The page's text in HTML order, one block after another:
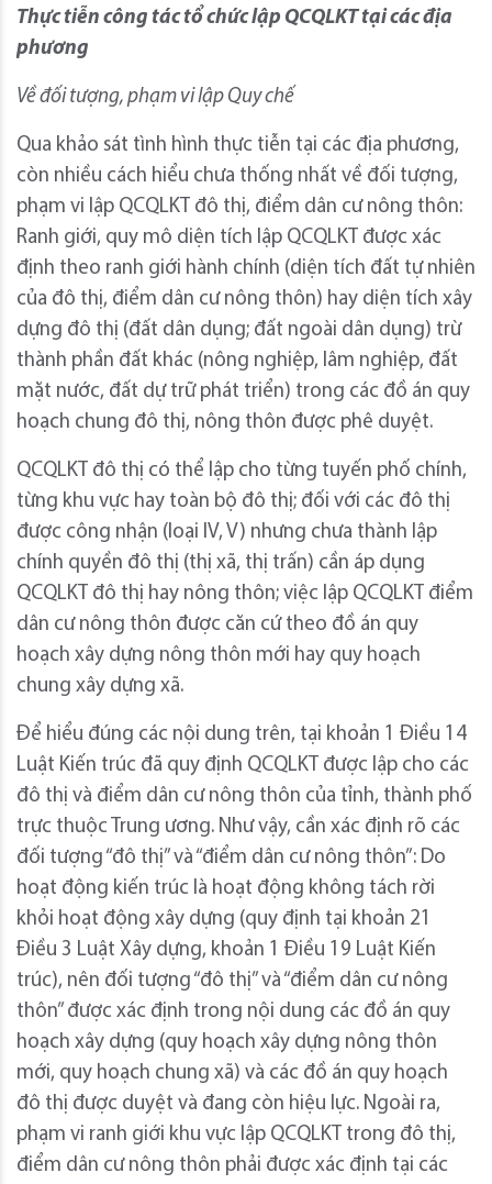
Thực tiễn công tác tổ chức lập QCQLKT tại các địa
phương
Về đối tượng, phạm vi lập Quy chế
Qua khảo sát tình hình thực tiễn tại các địa phương,
còn nhiều cách hiểu chưa thống nhất về đối tượng,
phạm vi lập QCQLKT đô thị, điểm dân cư nông thôn:
Ranh giới, quy mô diện tích lập QCQLKT được xác
định theo ranh giới hành chính (diện tích đất tự nhiên
của đô thị, điểm dân cư nông thôn) hay diện tích xây
dựng đô thị (đất dân dụng; đất ngoài dân dụng) trừ
thành phần đất khác (nông nghiệp, lâm nghiệp, đất
mặt nước, đất dự trữ phát triển) trong các đồ án quy
hoạch chung đô thị, nông thôn được phê duyệt.
QCQLKT đô thị có thể lập cho từng tuyến phố chính,
từng khu vực hay toàn bộ đô thị; đối với các đô thị
được công nhận (loại IV, V) nhưng chưa thành lập
chính quyền đô thị (thị xã, thị trấn) cần áp dụng
QCQLKT đô thị hay nông thôn; việc lập QCQLKT điểm
dân cư nông thôn được căn cứ theo đồ án quy
hoạch xây dựng nông thôn mới hay quy hoạch
chung xây dựng xã.
Để hiểu đúng các nội dung trên, tại khoản 1 Điều 14
Luật Kiến trúc đã quy định QCQLKT được lập cho các
đô thị và điểm dân cư nông thôn của tỉnh, thành phố
trực thuộc Trung ương. Như vậy, cần xác định rõ các
đối tượng “đô thị” và “điểm dân cư nông thôn”: Do
hoạt động kiến trúc là hoạt động không tách rời
khỏi hoạt động xây dựng (quy định tại khoản 21
Điều 3 Luật Xây dựng, khoản 1 Điều 19 Luật Kiến
trúc), nên đối tượng “đô thị” và “điểm dân cư nông
thôn” được xác định trong nội dung các đồ án quy
hoạch xây dựng (quy hoạch xây dựng nông thôn
mới, quy hoạch chung xã) và các đồ án quy hoạch
đô thị được duyệt và đang còn hiệu lực. Ngoài ra,
phạm vi ranh giới khu vực lập QCQLKT trong đô thị,
điểm dân cư nông thôn phải được xác định tại các